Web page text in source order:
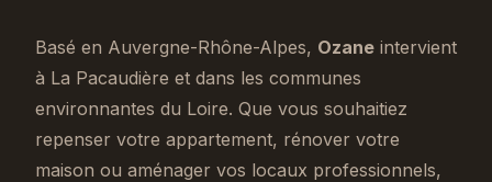
Basé en Auvergne-Rhône-Alpes, Ozane intervient
à La Pacaudière et dans les communes
environnantes du Loire. Que vous souhaitiez
repenser votre appartement, rénover votre
maison ou aménager vos locaux professionnels,